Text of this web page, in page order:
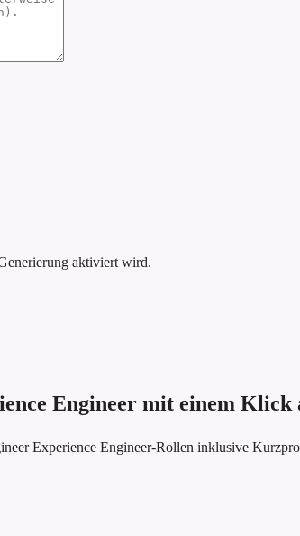
aktiviert wird.
Engineer mit einem Klick
Experience Engineer-Rollen inklusive